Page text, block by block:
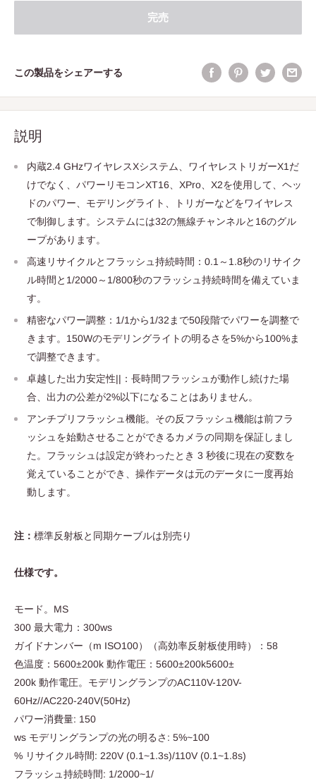
完売
この製品をシェアーする
説明
内蔵2.4 GHzワイヤレスXシステム、ワイヤレストリガーX1だ
けでなく、パワーリモコンXT16、XPro、X2を使用して、ヘッ
ドのパワー、モデリングライト、トリガーなどをワイヤレス
で制御します。システムには32の無線チャンネルと16のグル
ープがあります。
高速リサイクルとフラッシュ持続時間：0.1～1.8秒のリサイク
ル時間と1/2000～1/800秒のフラッシュ持続時間を備えていま
す。
精密なパワー調整：1/1から1/32まで50段階でパワーを調整で
きます。150Wのモデリングライトの明るさを5%から100%ま
で調整できます。
卓越した出力安定性||：長時間フラッシュが動作し続けた場
合、出力の公差が2%以下になることはありません。
アンチプリフラッシュ機能。その反フラッシュ機能は前フラ
ッシュを始動させることができるカメラの同期を保証しまし
た。フラッシュは設定が終わったとき 3 秒後に現在の変数を
覚えていることができ、操作データは元のデータに一度再始
動します。
注： 標準反射板と同期ケーブルは別売り
仕様です。
モード。MS
300 最大電力：300ws
ガイドナンバー（m ISO100）（高効率反射板使用時）：58
色温度：5600±200k 動作電圧：5600±200k5600±
200k 動作電圧。モデリングランプのAC110V-120V-
60Hz//AC220-240V(50Hz)
パワー消費量: 150
ws モデリングランプの光の明るさ: 5%~100
% リサイクル時間: 220V (0.1~1.3s)/110V (0.1~1.8s)
フラッシュ持続時間: 1/2000~1/